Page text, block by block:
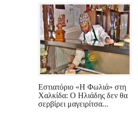
Εστιατόριο «Η Φωλιά» στη
Χαλκίδα: Ο Ηλιάδης δεν θα
σερβίρει μαγειρίτσα...